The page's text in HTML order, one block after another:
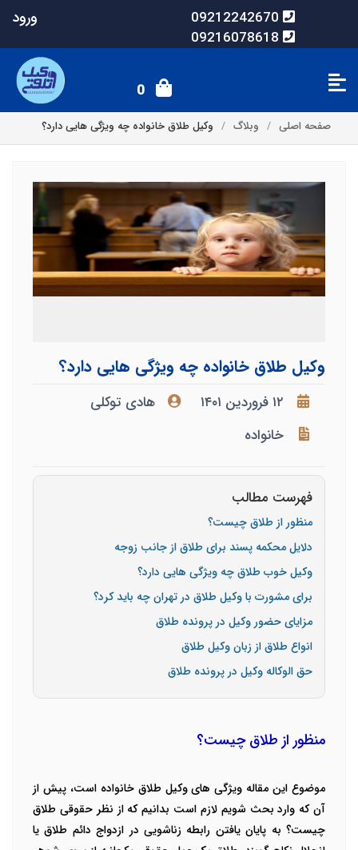
09212242670
09216078618
ورود
0
صفحه اصلی وبلاگ وکیل طلاق خانواده چه ویژگی هایی دارد؟
وکیل طلاق خانواده چه ویژگی هایی دارد؟
۱۲ فروردین ۱۴۰۱
هادی توکلی
خانواده
فهرست مطالب
منظور از طلاق چیست؟
دلایل محکمه پسند برای طلاق از جانب زوجه
وکیل خوب طلاق چه ویژگی هایی دارد؟
برای مشورت با وکیل طلاق در تهران چه باید کرد؟
مزایای حضور وکیل در پرونده طلاق
انواع طلاق از زبان وکیل طلاق
حق الوکاله وکیل در پرونده طلاق
منظور از طلاق چیست؟
موضوع این مقاله ویژگی های وکیل طلاق خانواده است، پیش از
آن که وارد بحث شویم لازم است بدانیم که از نظر حقوقی طلاق
چیست؟ به پایان یافتن رابطه زناشویی در ازدواج دائم طلاق یا